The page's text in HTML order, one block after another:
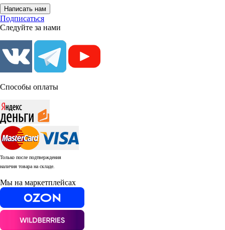
Написать нам
Подписаться
Следуйте за нами
Способы оплаты
Только после подтверждения
наличия товара на складе.
Мы на маркетплейсах